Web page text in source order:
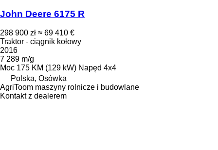
John Deere 6175 R
298 900 zł ≈ 69 410 €
Traktor - ciągnik kołowy
2016
7 289 m/g
Moc 175 KM (129 kW) Napęd 4x4
Polska, Osówka
AgriToom maszyny rolnicze i budowlane
Kontakt z dealerem